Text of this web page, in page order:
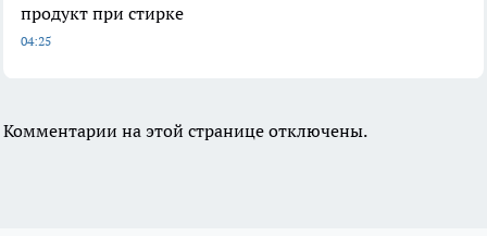
продукт при стирке
04:25
Комментарии на этой странице отключены.